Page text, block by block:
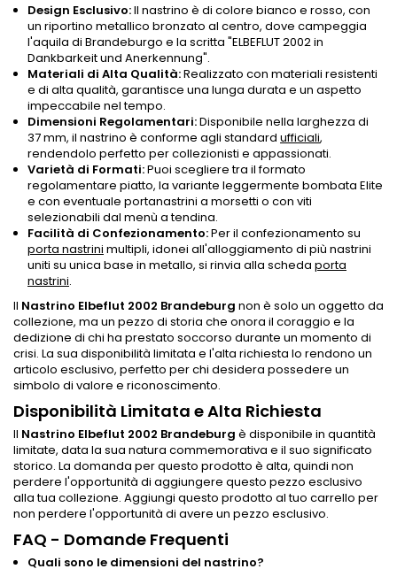
Design Esclusivo:Il nastrino è di colore bianco e rosso, con
un riportino metallico bronzato al centro, dove campeggia
l'aquila di Brandeburgo e la scritta "ELBEFLUT 2002 in
Dankbarkeit und Anerkennung".
Materiali di Alta Qualità:Realizzato con materiali resistenti
e di alta qualità, garantisce una lunga durata e un aspetto
impeccabile nel tempo.
Dimensioni Regolamentari:Disponibile nella larghezza di
37 mm, il nastrino è conforme agli standard ufficiali,
rendendolo perfetto per collezionisti e appassionati.
Varietà di Formati:Puoi scegliere tra il formato
regolamentare piatto, la variante leggermente bombata Elite
e con eventuale portanastrini a morsetti o con viti
selezionabili dal menù a tendina.
Facilità di Confezionamento:Per il confezionamento su
porta nastrini multipli, idonei all'alloggiamento di più nastrini
uniti su unica base in metallo, si rinvia alla scheda porta
nastrini.
Il Nastrino Elbeflut 2002 Brandeburg non è solo un oggetto da
collezione, ma un pezzo di storia che onora il coraggio e la
dedizione di chi ha prestato soccorso durante un momento di
crisi. La sua disponibilità limitata e l'alta richiesta lo rendono un
articolo esclusivo, perfetto per chi desidera possedere un
simbolo di valore e riconoscimento.
Disponibilità Limitata e Alta Richiesta
Il Nastrino Elbeflut 2002 Brandeburg è disponibile in quantità
limitate, data la sua natura commemorativa e il suo significato
storico. La domanda per questo prodotto è alta, quindi non
perdere l'opportunità di aggiungere questo pezzo esclusivo
alla tua collezione. Aggiungi questo prodotto al tuo carrello per
non perdere l'opportunità di avere un pezzo esclusivo.
FAQ - Domande Frequenti
Quali sono le dimensioni del nastrino?